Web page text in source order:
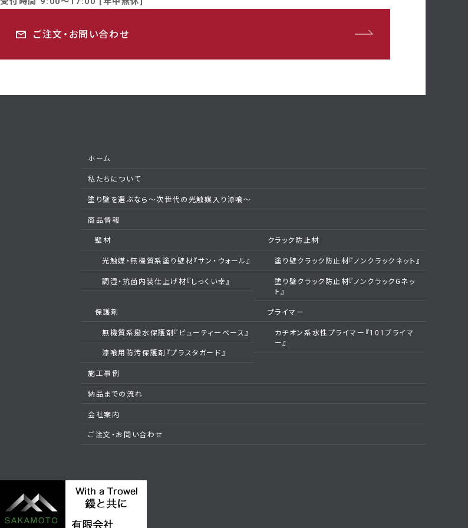
mail ご注文・お問い合わせ
ホーム
私たちについて
塗り壁を選ぶなら～次世代の光触媒入り漆喰～
商品情報
壁材
光触媒・無機質系塗り壁材『サン・ウォール』
調湿・抗菌内装仕上げ材『しっくい幸』
クラック防止材
塗り壁クラック防止材『ノンクラックネット』
塗り壁クラック防止材『ノンクラックGネッ
ト』
保護剤
無機質系撥水保護剤『ビューティーベース』
漆喰用防汚保護剤『プラスタガード』
プライマー
カチオン系水性プライマー『101プライマ
ー』
施工事例
納品までの流れ
会社案内
ご注文・お問い合わせ